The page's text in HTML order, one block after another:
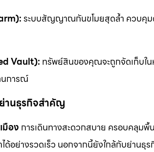
ระบบสัญญาณกันขโมยสุดล้ำ ควบคุมด้
Vault): ทรัพย์สินของคุณจะถูกจัดเก็บใ
นการณ์
านธุรกิจสำคัญ
มือง การเดินทางสะดวกสบาย ครอบคลุมพื้
ด้อย่างรวดเร็ว นอกจากนี้ยังใกล้กับย่านธุ